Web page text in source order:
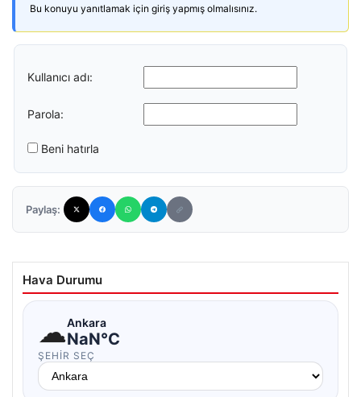
Bu konuyu yanıtlamak için giriş yapmış olmalısınız.
Kullanıcı adı:
Parola:
Beni hatırla
Paylaş:
Hava Durumu
☁Ankara
NaN°C
ŞEHIR SEÇ